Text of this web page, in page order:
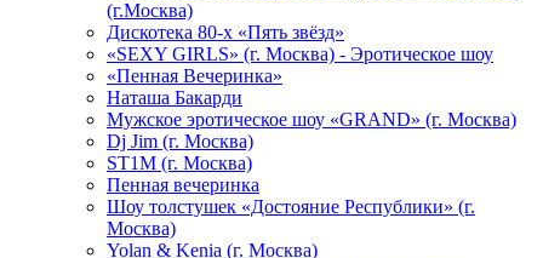
(г.Москва)
Дискотека 80-х «Пять звёзд»
«SEXY GIRLS» (г. Москва) - Эротическое шоу
«Пенная Вечеринка»
Hаташа Бакарди
Мужское эротическое шоу «GRAND» (г. Москва)
Dj Jim (г. Москва)
ST1M (г. Москва)
Пенная вечеринка
Шоу толстушек «Достояние Республики» (г.
Москва)
Yolan & Kenia (г. Москва)